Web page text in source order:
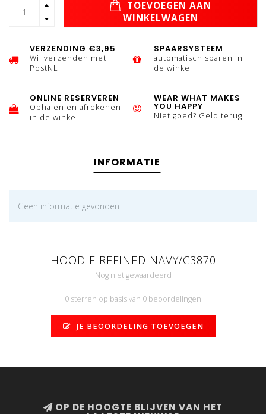
TOEVOEGEN AAN
WINKELWAGEN
VERZENDING €3,95
Wij verzenden met
PostNL
SPAARSYSTEEM
automatisch sparen in
de winkel
ONLINE RESERVEREN
Ophalen en afrekenen
in de winkel
WEAR WHAT MAKES
YOU HAPPY
Niet goed? Geld terug!
INFORMATIE
Geen informatie gevonden
HOODIE REFINED NAVY/C3870
Nog niet gewaardeerd
0 sterren op basis van 0 beoordelingen
JE BEOORDELING TOEVOEGEN
OP DE HOOGTE BLIJVEN VAN HET